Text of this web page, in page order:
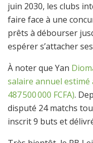
juin 2030, les clubs
faire face à une
prêts à débourser
espérer s’attacher
À noter que Yan
salaire annuel estimé
487 500 000 FCFA).
disputé 24 matchs
inscrit 9 buts et